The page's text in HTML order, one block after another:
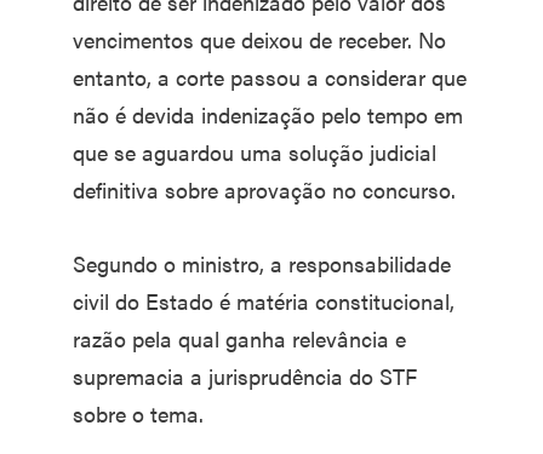
vencimentos que deixou de receber. No
entanto, a corte passou a considerar que
não é devida indenização pelo tempo em
que se aguardou uma solução judicial
definitiva sobre aprovação no concurso.
Segundo o ministro, a responsabilidade
civil do Estado é matéria constitucional,
razão pela qual ganha relevância e
supremacia a jurisprudência do STF
sobre o tema.